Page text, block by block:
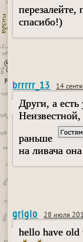
перезалейте,
спасибо!)
brrrrr_13 14
Други, а
раньше
на ливача
grigio 28 июля
hello have old